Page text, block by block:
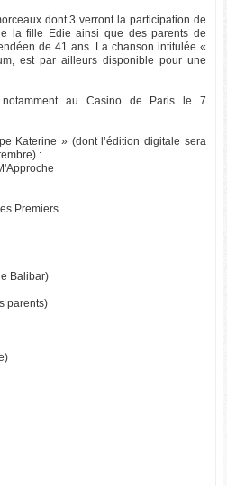
dont 3 verront la participation de
la fille Edie ainsi que des parents de
de 41 ans. La chanson intitulée «
est par ailleurs disponible pour une
au Casino de Paris le 7
Katerine » (dont l’édition digitale sera
:
Premiers
Balibar)
parents)